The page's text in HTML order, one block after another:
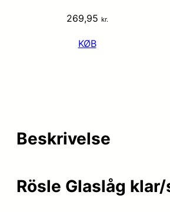
269,95 kr.
KØB
Beskrivelse
Rösle Glaslåg